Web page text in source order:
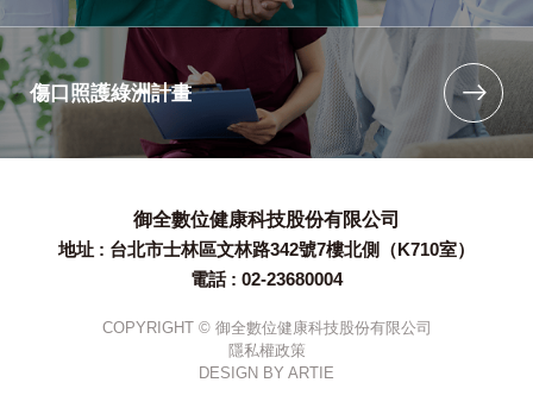
傷口照護綠洲計畫
御全數位健康科技股份有限公司
地址 : 台北市士林區文林路342號7樓北側（K710室）
電話 : 02-23680004
COPYRIGHT © 御全數位健康科技股份有限公司
隱私權政策
DESIGN BY ARTIE